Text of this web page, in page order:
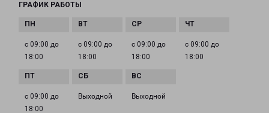
ГРАФИК РАБОТЫ
с 09:00 до
18:00
с 09:00 до
18:00
с 09:00 до
18:00
с 09:00 до
18:00
с 09:00 до
18:00
Выходной Выходной